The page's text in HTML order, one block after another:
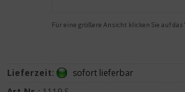
Für eine größere Ansicht klicken Sie auf das
Lieferzeit:
sofort lieferbar